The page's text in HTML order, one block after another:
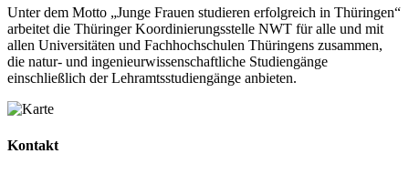
Unter dem Motto „Junge Frauen studieren erfolgreich in Thüringen“
arbeitet die Thüringer Koordinierungsstelle NWT für alle und mit
allen Universitäten und Fachhochschulen Thüringens zusammen,
die natur- und ingenieurwissenschaftliche Studiengänge
einschließlich der Lehramtsstudiengänge anbieten.
Kontakt